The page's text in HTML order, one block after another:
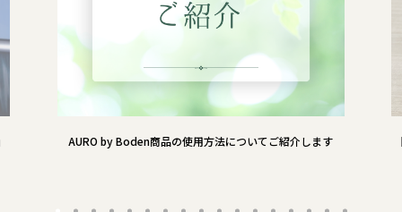
AURO by Boden商品の使用方法についてご紹介します